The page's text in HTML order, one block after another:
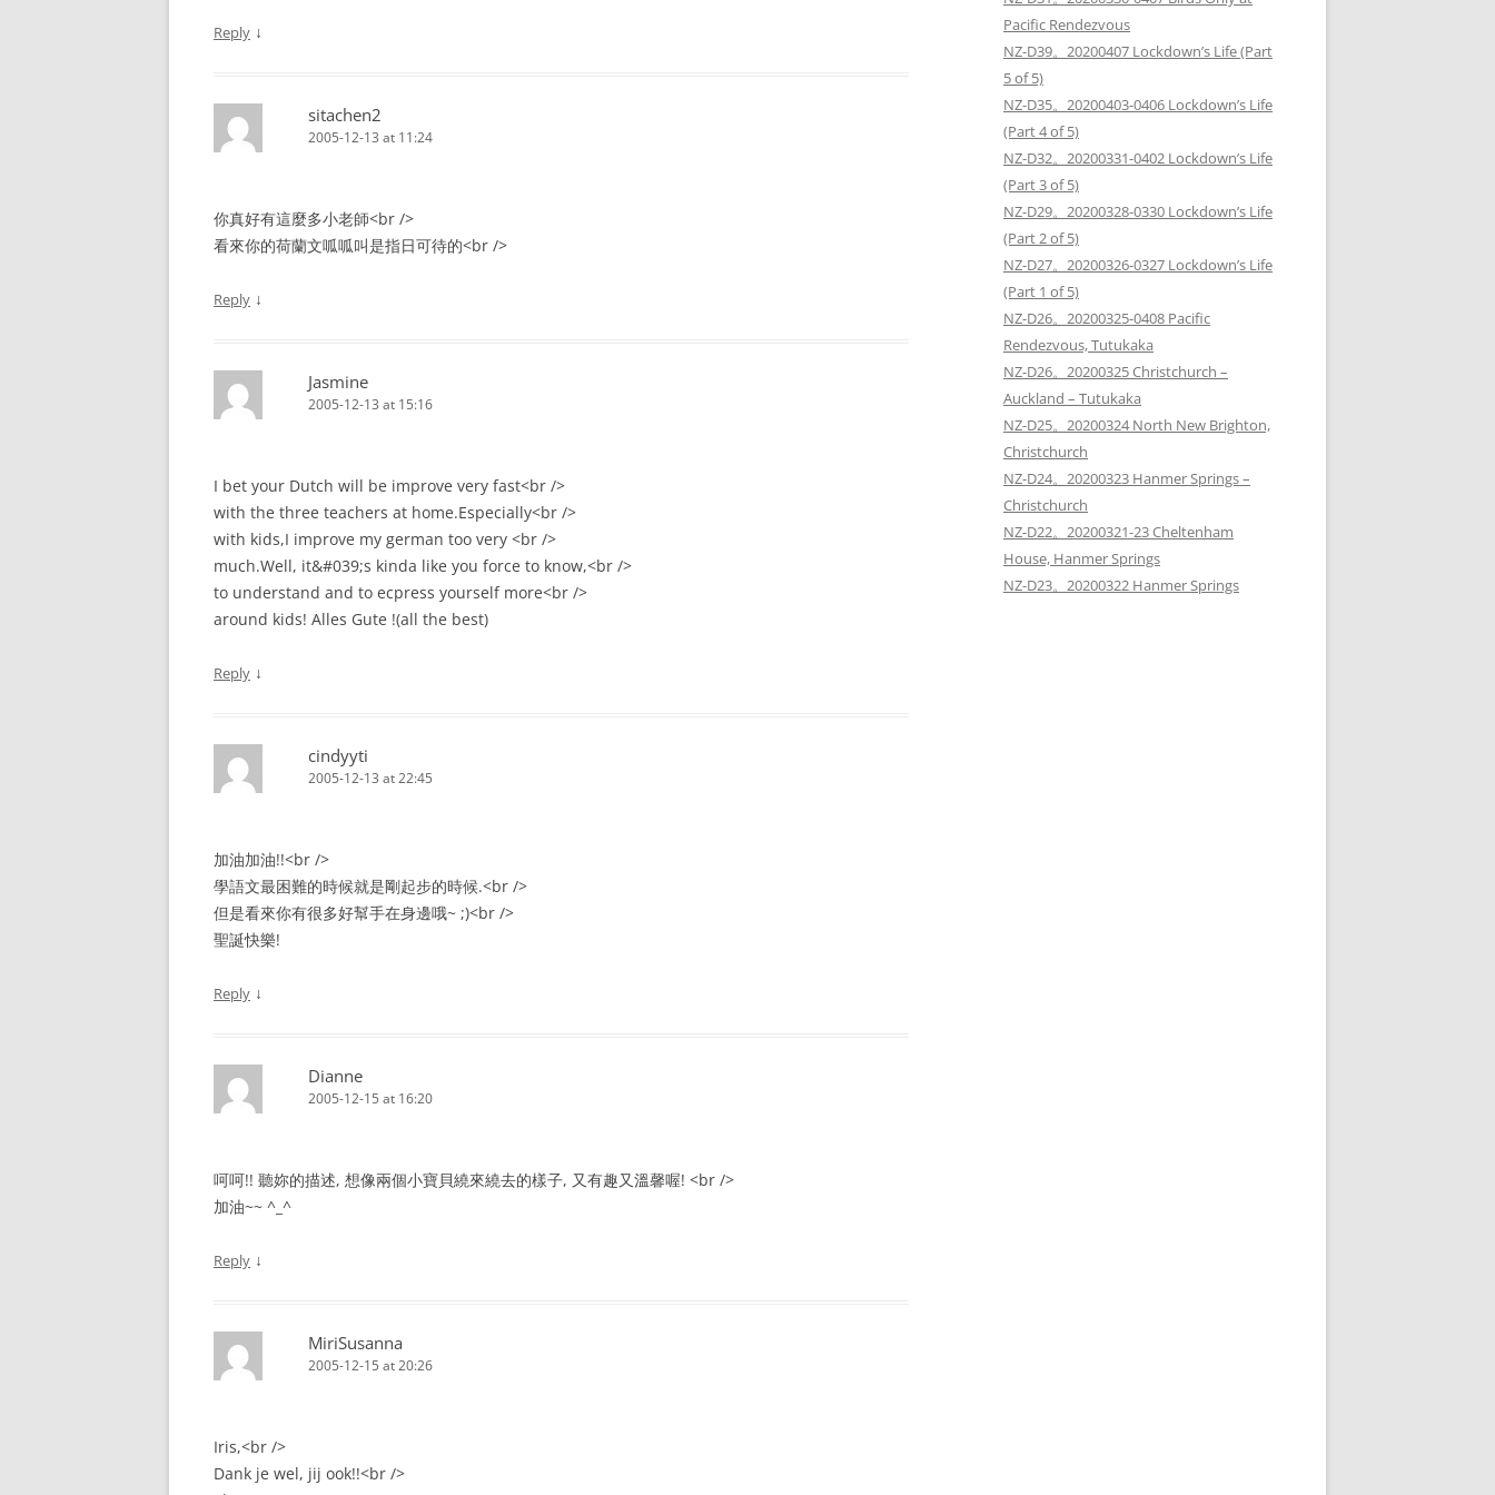
Reply ↓
sitachen2
2005-12-13 at 11:24
你真好有這麼多小老師<br />
看來你的荷蘭文呱呱叫是指日可待的<br />
Reply ↓
Jasmine
2005-12-13 at 15:16
I bet your Dutch will be improve very fast<br />
with the three teachers at home.Especially<br />
with kids,I improve my german too very <br />
much.Well, it&#039;s kinda like you force to know,<br />
to understand and to ecpress yourself more<br />
around kids! Alles Gute !(all the best)
Reply ↓
cindyyti
2005-12-13 at 22:45
加油加油!!<br />
學語文最困難的時候就是剛起步的時候.<br />
但是看來你有很多好幫手在身邊哦~ ;)<br />
聖誕快樂!
Reply ↓
Dianne
2005-12-15 at 16:20
呵呵!! 聽妳的描述, 想像兩個小寶貝繞來繞去的樣子, 又有趣又溫馨喔! <br />
加油~~ ^_^
Reply ↓
MiriSusanna
2005-12-15 at 20:26
Iris,<br />
Dank je wel, jij ook!!<br />
Pacific Rendezvous
NZ-D39。20200407 Lockdown’s Life (Part
5 of 5)
NZ-D35。20200403-0406 Lockdown’s Life
(Part 4 of 5)
NZ-D32。20200331-0402 Lockdown’s Life
(Part 3 of 5)
NZ-D29。20200328-0330 Lockdown’s Life
(Part 2 of 5)
NZ-D27。20200326-0327 Lockdown’s Life
(Part 1 of 5)
NZ-D26。20200325-0408 Pacific
Rendezvous, Tutukaka
NZ-D26。20200325 Christchurch –
Auckland – Tutukaka
NZ-D25。20200324 North New Brighton,
Christchurch
NZ-D24。20200323 Hanmer Springs –
Christchurch
NZ-D22。20200321-23 Cheltenham
House, Hanmer Springs
NZ-D23。20200322 Hanmer Springs